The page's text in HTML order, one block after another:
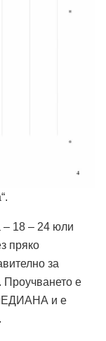
– 18 – 24 юли
пряко
за
Проучването е
МЕДИАНА и е